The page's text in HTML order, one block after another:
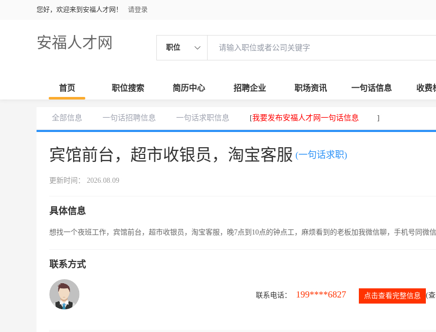
您好，欢迎来到安福人才网！ 请登录
安福人才网 职位
首页 职位搜索 简历中心 招聘企业 职场资讯 一句话信息 收费
全部信息 一句话招聘信息 一句话求职信息 [我要发布安福人才网一句话信息 ]
宾馆前台，超市收银员，淘宝客服 (一句话求职)
更新时间： 2026.08.09
具体信息
想找一个夜班工作，宾馆前台，超市收银员，淘宝客服，晚7点到10点的钟点工，麻烦看到的老板加我微信聊，手机号同微信
联系方式
联系电话： 199****6827 点击查看完整信息 (